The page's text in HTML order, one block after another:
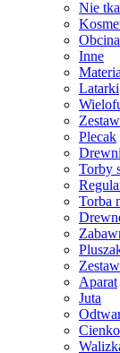
Nie
Inne
Latarki
Plecak
Torby
Torba
Aparat
Juta